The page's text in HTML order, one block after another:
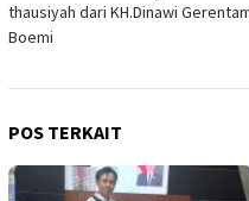
thausiyah dari KH.Dinawi
Boemi
POS TERKAIT